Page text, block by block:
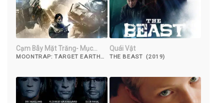
Cạm Bẫy Mặt Trăng- Mục
Tiêu Trái Đất
MOONTRAP: TARGET EARTH
Quái Vật
THE BEAST (2019)